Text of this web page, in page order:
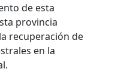
de esta
provincia
recuperación de
en la